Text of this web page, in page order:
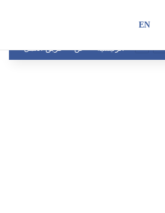
EN
الرئيسية
عن فريق العمل